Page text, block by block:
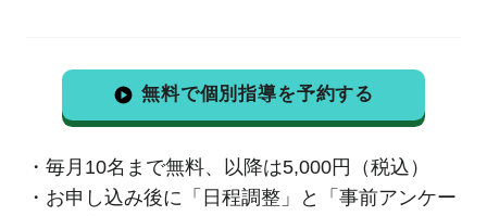
無料で個別指導を予約する
・毎月10名まで無料、以降は5,000円（税込）
・お申し込み後に「日程調整」と「事前アンケー